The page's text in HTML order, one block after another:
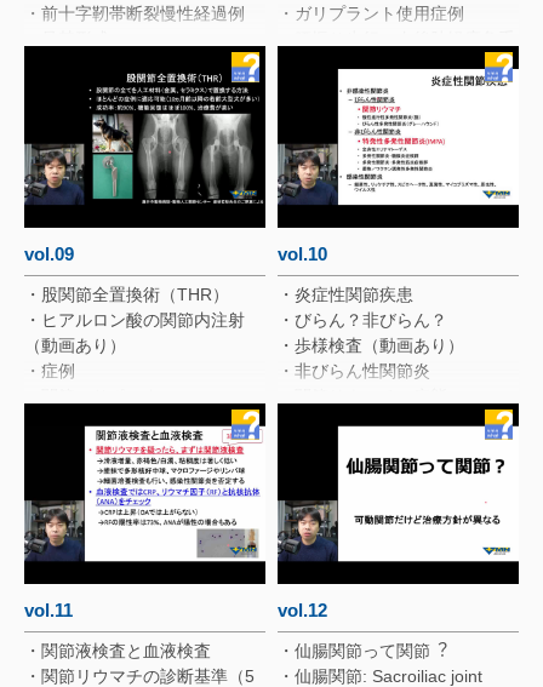
・前十字靭帯断裂慢性経過例
・初診時歩様：左前肢軽度負重
性跛行（動画あり）
・関節鏡検査
・ガリプラント使用症例
性跛行（動画あり）
・触診：両側性関節伸展時疼痛
（動画あり）
・X線検査：股関節形成不全
（Moderate）
・股関節周囲の解剖
像（正常）（動画あり）
・超音波検査 右股関節の外転
内転操作（動画あり）
・超音波検査 右股関節のオル
トラニ試験（動画あり）
(Moderate)
・投与開始から4週間（動画あ
・エコー検査経過
・ガリプラントのまとめ
vol.09
・股関節全置換術（THR）
・ヒアルロン酸の関節内注射
（動画あり）
・症例
・変形性関節症は不治の病！
・両前肢重度負思性跛行（動画
あり）
・OAの治療オプション
・肘関節固定術
り）
vol.10
・炎症性関節疾患
・びらん？非びらん？
・歩様検査（動画あり）
・非びらん性関節炎
・関節リウマチの関節内変化
・手根関節亜脱臼、骨びらん
・免疫介在性関節炎を疑え！
vol.11
・関節液検査と血液検査
・関節リウマチの診断基準（5
vol.12
・仙腸関節って関節︖
・仙腸関節: Sacroiliac joint